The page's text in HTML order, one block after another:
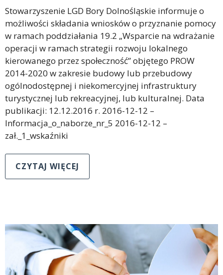
Stowarzyszenie LGD Bory Dolnośląskie informuje o
możliwości składania wniosków o przyznanie pomocy
w ramach poddziałania 19.2 „Wsparcie na wdrażanie
operacji w ramach strategii rozwoju lokalnego
kierowanego przez społeczność” objętego PROW
2014-2020 w zakresie budowy lub przebudowy
ogólnodostępnej i niekomercyjnej infrastruktury
turystycznej lub rekreacyjnej, lub kulturalnej. Data
publikacji: 12.12.2016 r. 2016-12-12 –
Informacja_o_naborze_nr_5 2016-12-12 –
zał._1_wskaźniki
CZYTAJ WIĘCEJ